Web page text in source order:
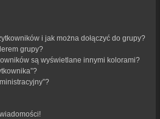
i jak można dołączyć do grupy?
grupy?
są wyświetlane innymi kolorami?